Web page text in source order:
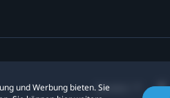
und Werbung bieten. SieStandort